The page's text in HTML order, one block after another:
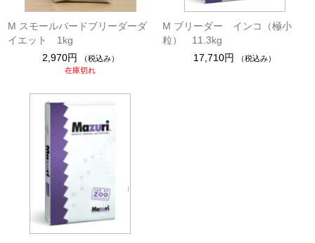
M スモールバードブリーダーダ
イエット 1kg
2,970円
（税込み）
在庫切れ
M ブリーダー インコ（極小
粒） 11.3kg
17,710円
（税込み）